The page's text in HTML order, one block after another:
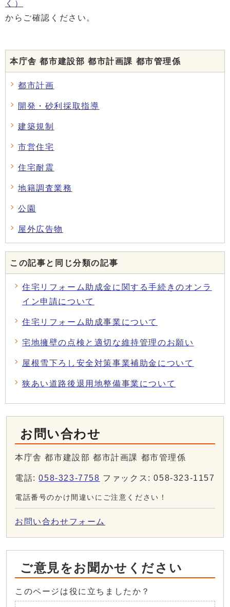
く）
からご確認ください。
本庁舎 都市建設部 都市計画課 都市管理係
都市計画
開発・砂利採取指導
建築規制
市営住宅
住宅耐震
地籍調査業務
公園
屋外広告物
この記事と同じ分類の記事
住宅リフォーム助成金に関する手続きのオンラ
イン申請について
住宅リフォーム助成事業について
宅地擁壁の点検と適切な維持管理のお願い
屋根雪下ろし安全対策事業補助金について
狭あい道路後退用地整備事業について
お問い合わせ
本庁舎 都市建設部 都市計画課 都市管理係
電話:058-323-7758 ファックス: 058-323-1157
電話番号のかけ間違いにご注意ください！
お問い合わせフォーム
ご意見をお聞かせください
このページは役に立ちましたか？